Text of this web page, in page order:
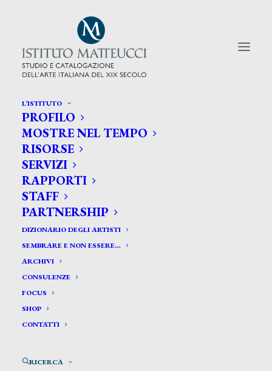
L’ISTITUTO
PROFILO
MOSTRE NEL TEMPO
RISORSE
SERVIZI
RAPPORTI
STAFF
PARTNERSHIP
DIZIONARIO DEGLI ARTISTI
SEMBRARE E NON ESSERE…
ARCHIVI
CONSULENZE
FOCUS
SHOP
CONTATTI
RICERCA
CERCA TRA GLI ARTISTI:
Search
for:
Dani Franco